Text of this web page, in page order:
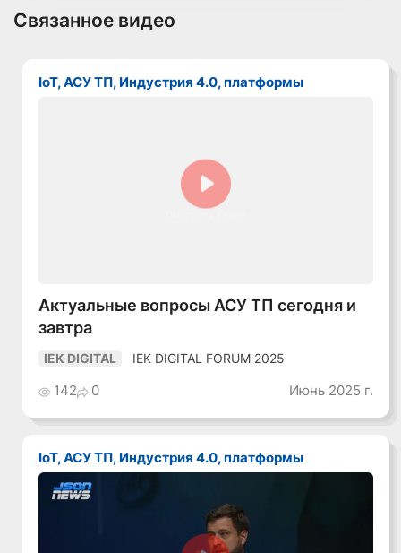
Связанное видео
IoT, АСУ ТП, Индустрия 4.0, платформы
Актуальные вопросы АСУ ТП сегодня и
завтра
IEK DIGITAL IEK DIGITAL FORUM 2025
142 0 Июнь 2025 г.
IoT, АСУ ТП, Индустрия 4.0, платформы